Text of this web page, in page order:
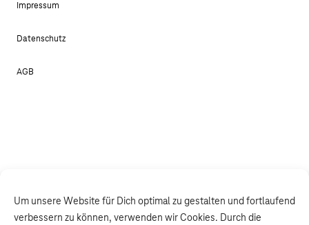
Um unsere Website für Dich optimal zu gestalten und fortlaufend
verbessern zu können, verwenden wir Cookies. Durch die
Impressum
Datenschutz
AGB